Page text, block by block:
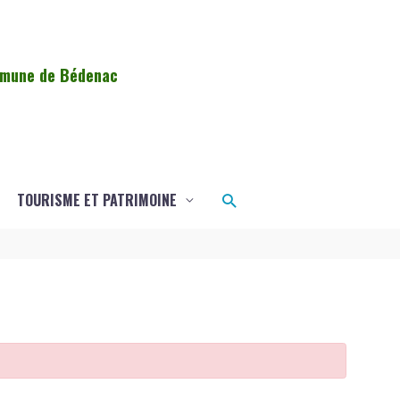
de Bédenac
TOURISME ET PATRIMOINE Rechercher